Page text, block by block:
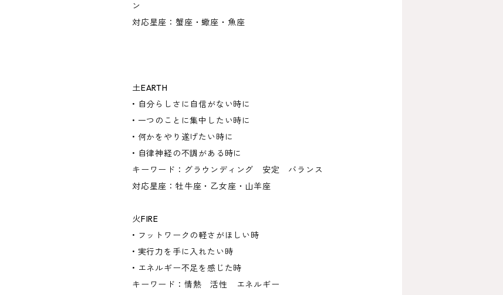
ン
対応星座：蟹座・蠍座・魚座
土EARTH
• 自分らしさに自信がない時に
• 一つのことに集中したい時に
• 何かをやり遂げたい時に
• 自律神経の不調がある時に
キーワード：グラウンディング 安定 バランス
対応星座：牡牛座・乙女座・山羊座
火FIRE
• フットワークの軽さがほしい時
• 実行力を手に入れたい時
• エネルギー不足を感じた時
キーワード：情熱 活性 エネルギー